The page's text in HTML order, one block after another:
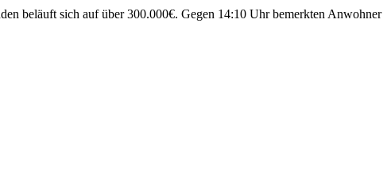
beläuft sich auf über 300.000€. Gegen 14:10 Uhr bemerkten Anwohner